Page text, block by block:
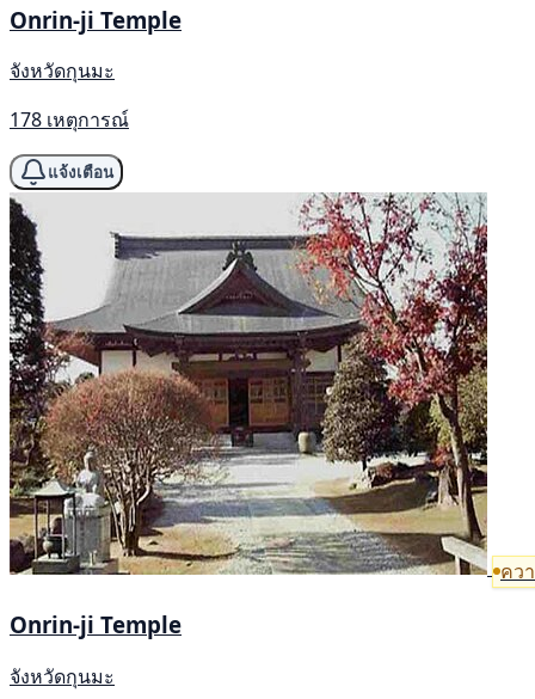
Onrin-ji Temple
จังหวัดกุนมะ
178 เหตุการณ์
แจ้งเตือน
คว
Onrin-ji Temple
จังหวัดกุนมะ